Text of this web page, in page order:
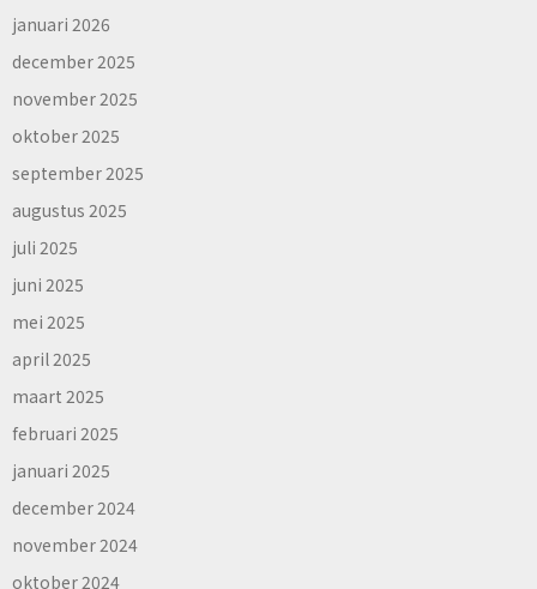
januari 2026
december 2025
november 2025
oktober 2025
september 2025
augustus 2025
juli 2025
juni 2025
mei 2025
april 2025
maart 2025
februari 2025
januari 2025
december 2024
november 2024
oktober 2024